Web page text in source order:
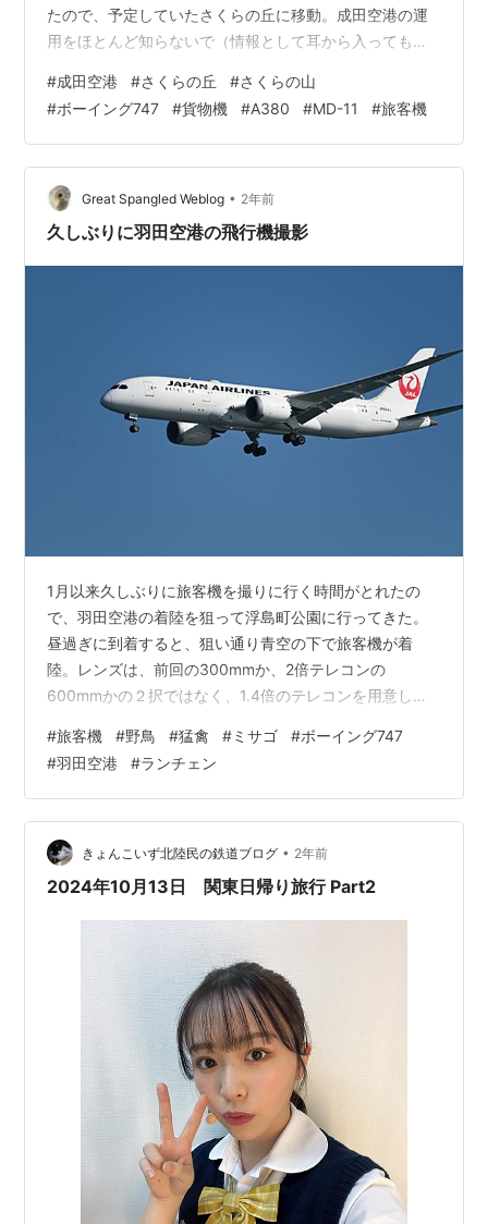
たので、予定していたさくらの丘に移動。成田空港の運
用をほとんど知らないで（情報として耳から入っても頭
路は離陸と大型機の着陸、後からできたB滑走路は着陸専
用というのがここまで来てやっと分かった。博物館に着
いて着陸はB滑走路ばかりなので、予定していた撮影場所
から撮れないので検索などしてみたが、退出するときに
FedExの777がどーんと来たので、A滑走路も着陸すると
分かり、予定通りさくらの丘へ。とい…
#成田空港 #さくらの丘 #さくらの山
#ボーイング747 #貨物機 #A380 #MD-11 #旅客機
Great Spangled Weblog • 2年前
久しぶりに羽田空港の飛行機撮影
1月以来久しぶりに旅客機を撮りに行く時間がとれたの
で、羽田空港の着陸を狙って浮島町公園に行ってきた。
昼過ぎに到着すると、狙い通り青空の下で旅客機が着
陸。レンズは、前回の300mmか、2倍テレコンの
600mmかの２択ではなく、1.4倍のテレコンを用意し
つけ外しなどしなくても同じ焦点距離で撮影できる。実
際にボーイング787もこの大きさ。真横ならはみ出すとし
ても、かなりの範囲で機体全体を撮れる。ところが、こ
の787の次の機体は反対方向に離陸を開始した。午前中は
北風運用だったのが、南風が強くなってきたのでランチ
ェン。それはそれでかっこよく撮れるが、…
#旅客機 #野鳥 #猛禽 #ミサゴ #ボーイング747
#羽田空港 #ランチェン
きょんこいず北陸民の鉄道ブログ • 2年前
2024年10月13日 関東日帰り旅行 Part2